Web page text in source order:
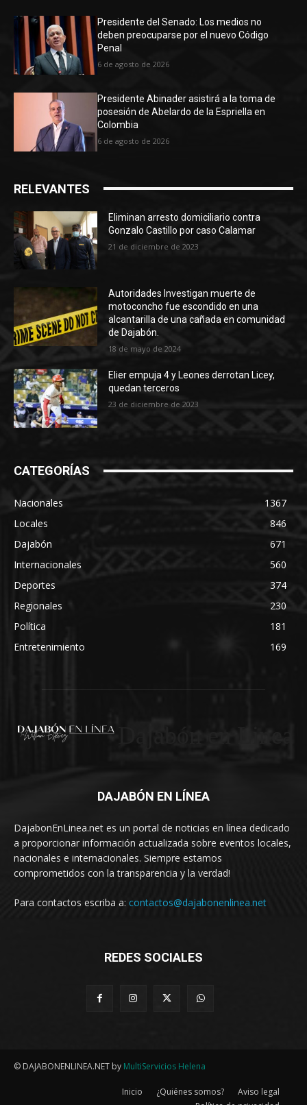
Presidente del Senado: Los medios no
deben preocuparse por el nuevo Código
Penal
6 de agosto de 2026
Presidente Abinader asistirá a la toma de
posesión de Abelardo de la Espriella en
Colombia
6 de agosto de 2026
RELEVANTES
Eliminan arresto domiciliario contra
Gonzalo Castillo por caso Calamar
21 de diciembre de 2023
Autoridades Investigan muerte de
motoconcho fue escondido en una
alcantarilla de una cañada en comunidad
de Dajabón.
18 de mayo de 2024
Elier empuja 4 y Leones derrotan Licey,
quedan terceros
23 de diciembre de 2023
CATEGORÍAS
Nacionales
1367
Locales
846
Dajabón
671
Internacionales
560
Deportes
374
Regionales
230
Política
181
Entretenimiento
169
DAJABÓN EN LÍNEA
DajabonEnLinea.net es un portal de noticias en línea dedicado
a proporcionar información actualizada sobre eventos locales,
nacionales e internacionales. Siempre estamos
comprometidos con la transparencia y la verdad!
Para contactos escriba a: contactos@dajabonenlinea.net
REDES SOCIALES
© DAJABONENLINEA.NET by MultiServicios Helena
Inicio ¿Quiénes somos?
Aviso legal